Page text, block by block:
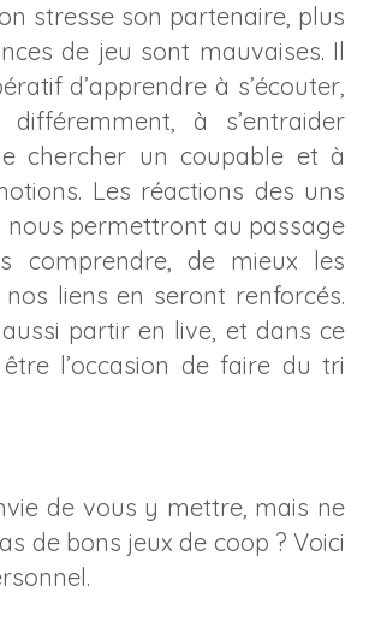
stresse son partenaire, plus
de jeu sont mauvaises. Il
d’apprendre à s’écouter,
à s’entraider
chercher un coupable et à
Les réactions des uns
nous permettront au passage
comprendre, de mieux les
liens en seront renforcés.
partir en live, et dans ce
l’occasion de faire du tri
de vous y mettre, mais ne
de bons jeux de coop ? Voici